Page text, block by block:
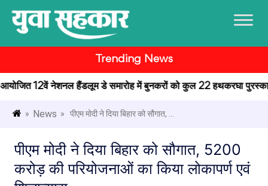
Trending News
12वें नेशनल हैंडलूम डे समारोह में बुनकरों को कुल 22 हथकरघा पुरस्कार
» News » पीएम मोदी ने दिया बिहार को सौगात, ...
पीएम मोदी ने दिया बिहार को सौगात, 5200
करोड़ की परियोजनाओं का किया लोकापर्ण एवं